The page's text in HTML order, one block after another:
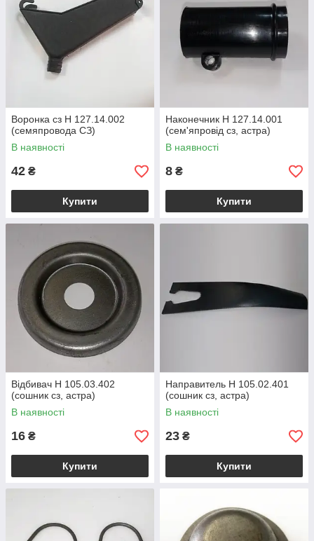
Воронка сз Н 127.14.002
(семяпровода СЗ)
В наявності
42 ₴
Купити
Наконечник Н 127.14.001
(сем'япровід сз, астра)
В наявності
8 ₴
Купити
Відбивач Н 105.03.402
(сошник сз, астра)
В наявності
16 ₴
Купити
Направитель Н 105.02.401
(сошник сз, астра)
В наявності
23 ₴
Купити